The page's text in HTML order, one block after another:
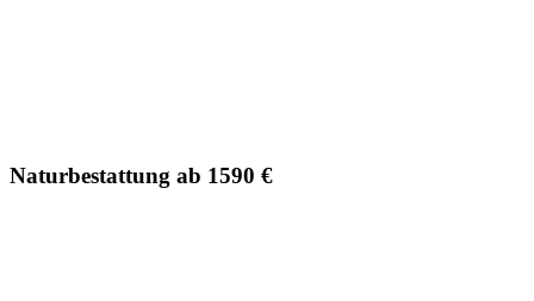
Naturbestattung ab 1590 €